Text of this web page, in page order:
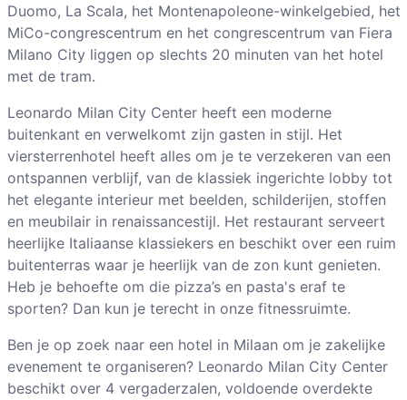
Duomo, La Scala, het Montenapoleone-winkelgebied, het
MiCo-congrescentrum en het congrescentrum van Fiera
Milano City liggen op slechts 20 minuten van het hotel
met de tram.
Leonardo Milan City Center heeft een moderne
buitenkant en verwelkomt zijn gasten in stijl. Het
viersterrenhotel heeft alles om je te verzekeren van een
ontspannen verblijf, van de klassiek ingerichte lobby tot
het elegante interieur met beelden, schilderijen, stoffen
en meubilair in renaissancestijl. Het restaurant serveert
heerlijke Italiaanse klassiekers en beschikt over een ruim
buitenterras waar je heerlijk van de zon kunt genieten.
Heb je behoefte om die pizza’s en pasta's eraf te
sporten? Dan kun je terecht in onze fitnessruimte.
Ben je op zoek naar een hotel in Milaan om je zakelijke
evenement te organiseren? Leonardo Milan City Center
beschikt over 4 vergaderzalen, voldoende overdekte